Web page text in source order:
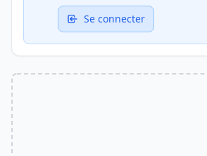
Se connecter